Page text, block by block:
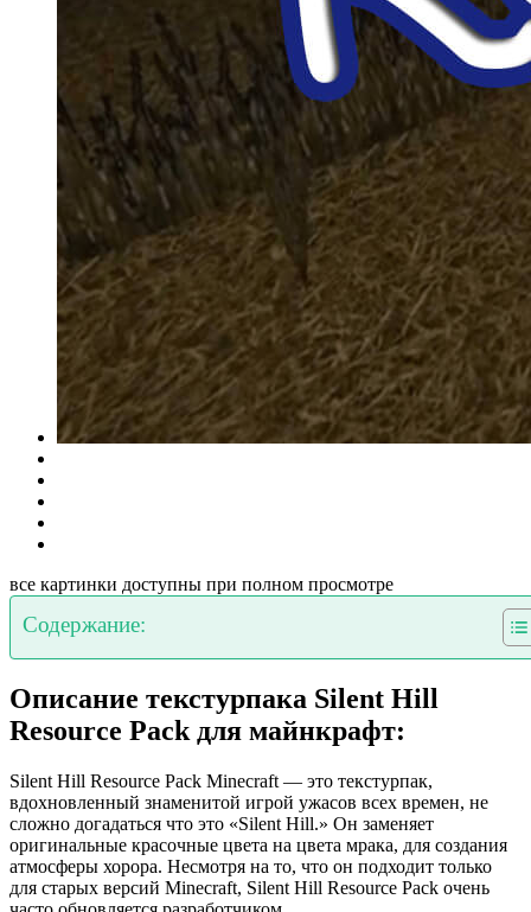
все картинки доступны при полном просмотре
Содержание:
Описание текстурпака Silent Hill
Resource Pack для майнкрафт:
Silent Hill Resource Pack Minecraft — это текстурпак,
вдохновленный знаменитой игрой ужасов всех времен, не
сложно догадаться что это «Silent Hill.» Он заменяет
оригинальные красочные цвета на цвета мрака, для создания
атмосферы хорора. Несмотря на то, что он подходит только
для старых версий Minecraft, Silent Hill Resource Pack очень